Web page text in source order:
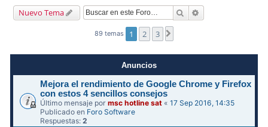
Nuevo Tema Buscar
89 temas 1 2 3
Anuncios
Mejora el rendimiento de Google Chrome y Firefox
con estos 4 sencillos consejos
Último mensaje pormsc hotline sat «17 Sep 2016, 14:35
Publicado en Foro Software
Respuestas:2